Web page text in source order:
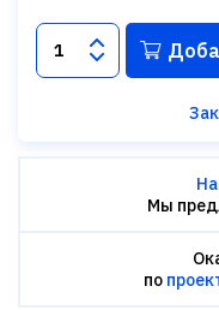
Мы
по